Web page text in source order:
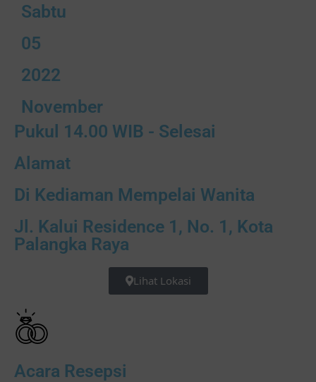
Sabtu
05
2022
November
Pukul 14.00 WIB - Selesai
Alamat
Di Kediaman Mempelai Wanita
Jl. Kalui Residence 1, No. 1, Kota
Palangka Raya
Lihat Lokasi
Acara Resepsi